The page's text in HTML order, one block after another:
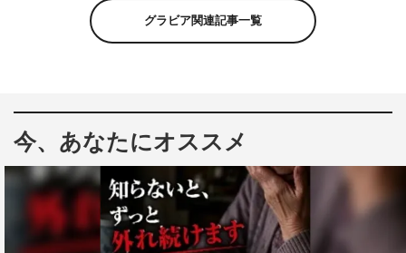
グラビア関連記事一覧
今、あなたにオススメ